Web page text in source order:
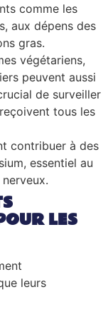
comme les
aux dépens des
gras.
végétariens,
peuvent aussi
de surveiller
tous les
contribuer à des
essentiel au
LES
leurs